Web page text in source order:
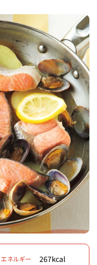
エネルギー 267kcal